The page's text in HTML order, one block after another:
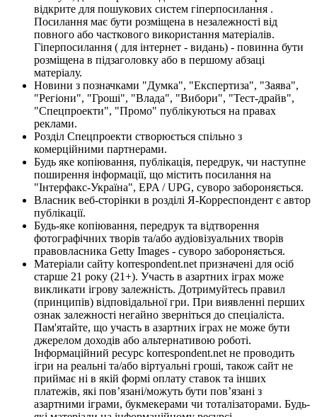
відкрите для пошукових систем гіперпосилання .
Посилання має бути розміщена в незалежності від
повного або часткового використання матеріалів.
Гіперпосилання ( для інтернет - видань) - повинна бути
розміщена в підзаголовку або в першому абзаці
матеріалу.
Новини з позначками "Думка", "Експертиза", "Заява",
"Регіони", "Гроші", "Влада", "Вибори", "Тест-драйв",
"Спецпроекти", "Промо" публікуються на правах
реклами.
Розділ Спецпроекти створюється спільно з
комерційними партнерами.
Будь яке копіювання, публікація, передрук, чи наступне
поширення інформації, що містить посилання на
"Інтерфакс-Україна", EPA / UPG, суворо забороняється.
Власник веб-сторінки в розділі Я-Корреспондент є автор
публікації.
Будь-яке копіювання, передрук та відтворення
фотографічних творів та/або аудіовізуальних творів
правовласника Getty Images - суворо забороняється.
Матеріали сайту korrespondent.net призначені для осіб
старше 21 року (21+). Участь в азартних іграх може
викликати ігрову залежність. Дотримуйтесь правил
(принципів) відповідальної гри. При виявленні перших
ознак залежності негайно зверніться до спеціаліста.
Пам'ятайте, що участь в азартних іграх не може бути
джерелом доходів або альтернативою роботі.
Інформаційний ресурс korrespondent.net не проводить
ігри на реальні та/або віртуальні гроші, також сайт не
приймає ні в якій формі оплату ставок та інших
платежів, які пов’язані/можуть бути пов’язані з
азартними іграми, букмекерами чи тоталізаторами. Будь-